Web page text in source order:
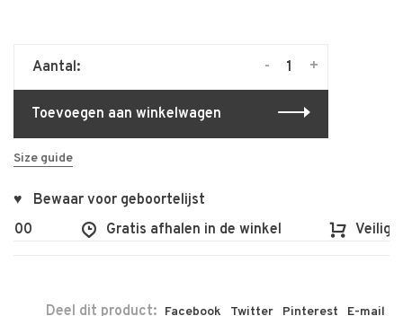
Aantal: +
-
Toevoegen aan winkelwagen
Size guide
♥ Bewaar voor geboortelijst
Gratis afhalen in de winkel Veilig
Deel dit product: Facebook Twitter Pinterest E-mail